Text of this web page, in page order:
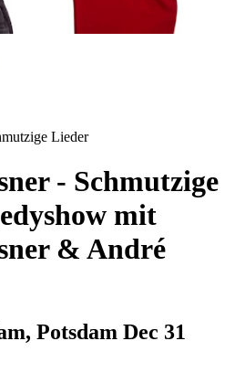
Lieder
- Schmutzige
mit
& André
Potsdam Dec 31